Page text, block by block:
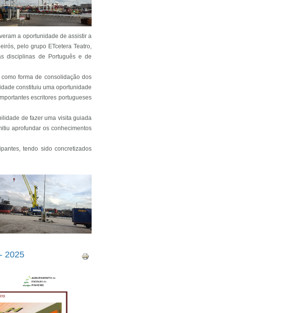
a oportunidade de assistir a
pelo grupo ETcetera Teatro,
disciplinas de Português e de
forma de consolidação dos
constituiu uma oportunidade
escritores portugueses
de fazer uma visita guiada
aprofundar os conhecimentos
tendo sido concretizados
2025